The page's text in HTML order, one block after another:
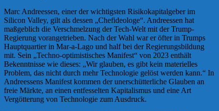
Marc Andreessen, einer der wichtigsten Risikokapitalgeber im
Silicon Valley, gilt als dessen „Chefideologe“. Andreessen hat
maßgeblich die Verschmelzung der Tech-Welt mit der Trump-
Regierung vorangetrieben. Nach der Wahl war er öfter in Trumps
Hauptquartier in Mar-a-Lago und half bei der Regierungsbildung
mit. Sein „Techno-optimistisches Manifest“ von 2023 enthält
Bekenntnisse wie dieses: „Wir glauben, es gibt kein materielles
Problem, das nicht durch mehr Technologie gelöst werden kann.“ In
Andreessens Manifest kommen der unerschütterliche Glauben an
freie Märkte, an einen entfesselten Kapitalismus und eine Art
Vergötterung von Technologie zum Ausdruck.